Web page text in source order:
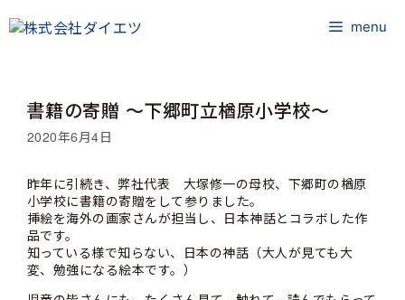
ン
menu
書籍の寄贈 ～下郷町立楢原小学校～
2020年6月4日
昨年に引続き、弊社代表 大塚修一の母校、下郷町の楢原
小学校に書籍の寄贈をして参りました。
挿絵を海外の画家さんが担当し、日本神話とコラボした作
品です。
知っている様で知らない、日本の神話（大人が見ても大
変、勉強になる絵本です。）